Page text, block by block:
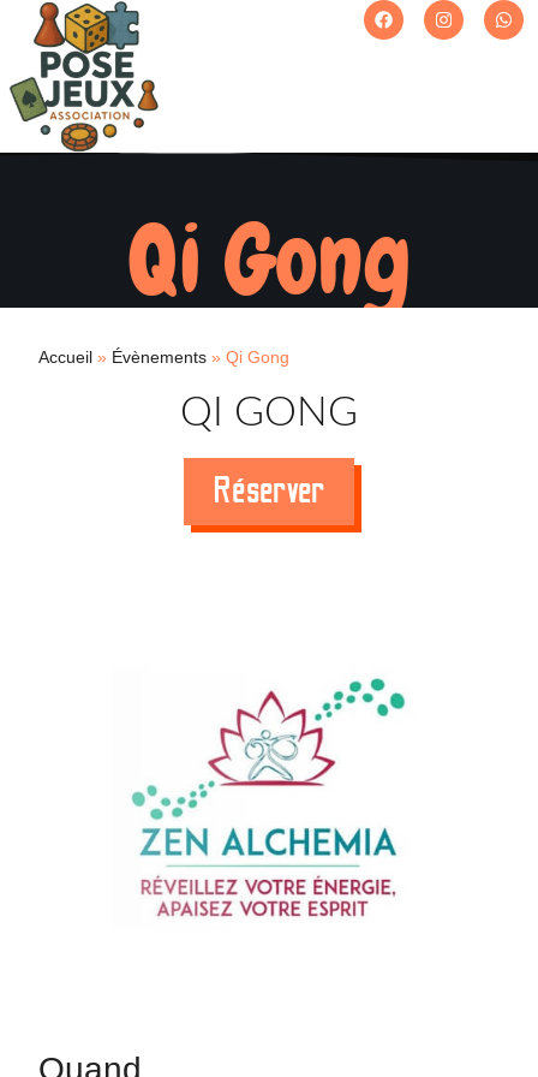
Qi Gong
Accueil » Évènements » Qi Gong
QI GONG
Réserver
Quand